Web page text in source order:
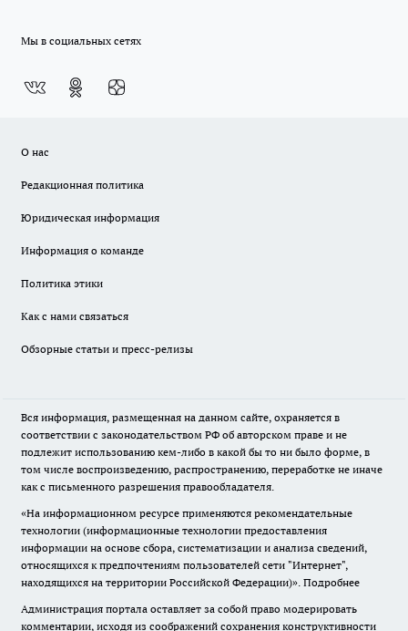
Мы в социальных сетях
О нас
Редакционная политика
Юридическая информация
Информация о команде
Политика этики
Как с нами связаться
Обзорные статьи и пресс-релизы
Вся информация, размещенная на данном сайте, охраняется в
соответствии с законодательством РФ об авторском праве и не
подлежит использованию кем-либо в какой бы то ни было форме, в
том числе воспроизведению, распространению, переработке не иначе
как с письменного разрешения правообладателя.
«На информационном ресурсе применяются рекомендательные
технологии (информационные технологии предоставления
информации на основе сбора, систематизации и анализа сведений,
относящихся к предпочтениям пользователей сети "Интернет",
находящихся на территории Российской Федерации)». Подробнее
Администрация портала оставляет за собой право модерировать
комментарии, исходя из соображений сохранения конструктивности